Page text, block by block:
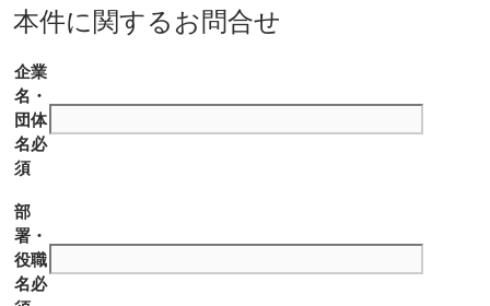
本件に関するお問合せ
企業
名・
団体
名必
須
部
署・
役職
名必